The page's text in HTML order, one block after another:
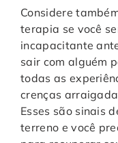
Considere
terapia se você
incapacitante
sair com alguém
todas as
crenças
Esses são sinais
terreno e você